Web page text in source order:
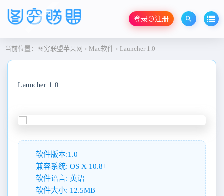
登录⊙注册
当前位置： 图穷联盟苹果网 > Mac软件 > Lаuncher 1.0
Lаuncher 1.0
软件版本:1.0
兼容系统: OS X 10.8+
软件语言: 英语
软件大小: 12.5MB